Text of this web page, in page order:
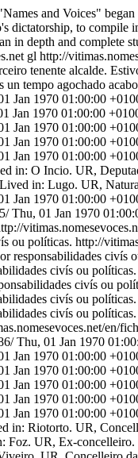
and Voices"
dictatorship, to compile
depth and complete
gl http://
tenente alcalde.
tempo agochado
Jan 1970 01:00:00
Jan 1970 01:00:00
Jan 1970 01:00:00
Jan 1970 01:00:00
Jan 1970 01:00:00
in: O Incio. UR,
in: Lugo. UR,
Jan 1970 01:00:00
Thu, 01 Jan 1970
ou políticas. http://
responsabilidades civís
civís ou políticas.
civís ou
civís ou políticas.
civís ou políticas.
en/
Thu, 01 Jan 1970
Jan 1970 01:00:00
Jan 1970 01:00:00
Jan 1970 01:00:00
Jan 1970 01:00:00
Jan 1970 01:00:00
in: Riotorto. UR,
Foz. UR, Ex-